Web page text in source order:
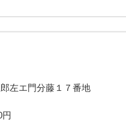
左エ門分藤１７番地
円